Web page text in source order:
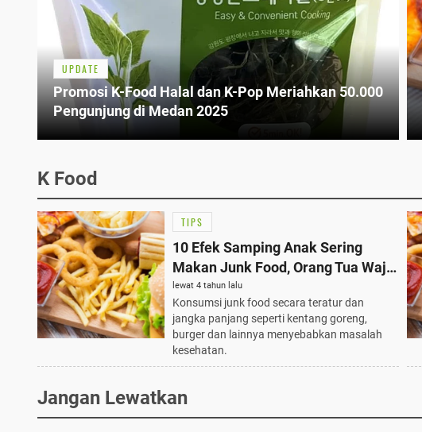
UPDATE
Promosi K-Food Halal dan K-Pop Meriahkan 50.000
Pengunjung di Medan 2025
K Food
TIPS
10 Efek Samping Anak Sering
Makan Junk Food, Orang Tua Wajib
Tahu
lewat 4 tahun lalu
Konsumsi junk food secara teratur dan
jangka panjang seperti kentang goreng,
burger dan lainnya menyebabkan masalah
kesehatan.
Jangan Lewatkan